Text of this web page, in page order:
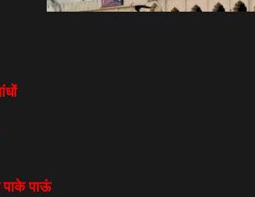
पाऊं